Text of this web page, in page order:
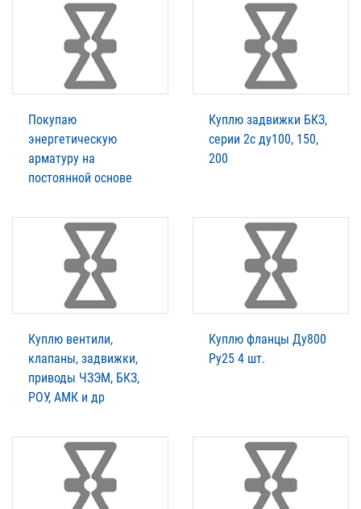
Покупаю
энергетическую
арматуру на
постоянной основе
Куплю задвижки БКЗ,
серии 2с ду100, 150,
200
Куплю вентили,
клапаны, задвижки,
приводы ЧЗЭМ, БКЗ,
РОУ, АМК и др
Куплю фланцы Ду800
Ру25 4 шт.